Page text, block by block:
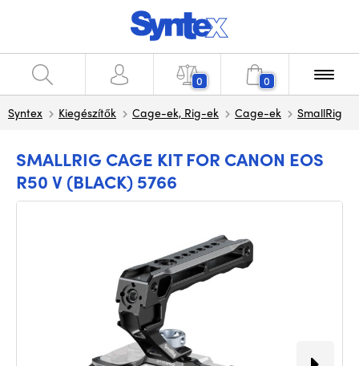
0 0
Syntex Kiegészítők Cage-ek, Rig-ek Cage-ek SmallRig
SMALLRIG CAGE KIT FOR CANON EOS
R50 V (BLACK) 5766